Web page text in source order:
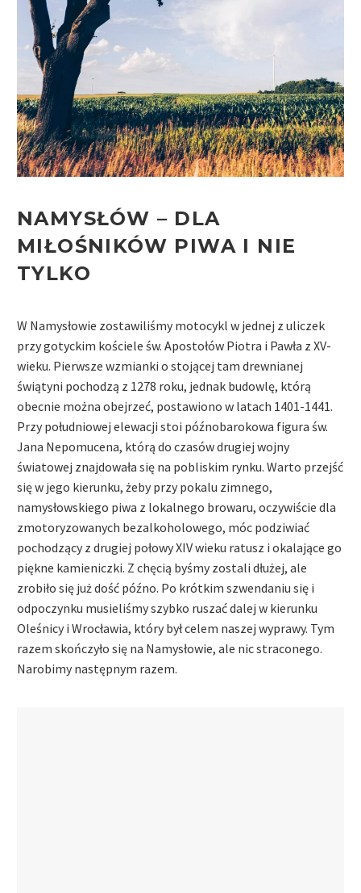
NAMYSŁÓW – DLA
MIŁOŚNIKÓW PIWA I NIE
TYLKO
W Namysłowie zostawiliśmy motocykl w jednej z uliczek
przy gotyckim kościele św. Apostołów Piotra i Pawła z XV-
wieku. Pierwsze wzmianki o stojącej tam drewnianej
świątyni pochodzą z 1278 roku, jednak budowlę, którą
obecnie można obejrzeć, postawiono w latach 1401-1441.
Przy południowej elewacji stoi późnobarokowa figura św.
Jana Nepomucena, którą do czasów drugiej wojny
światowej znajdowała się na pobliskim rynku. Warto przejść
się w jego kierunku, żeby przy pokalu zimnego,
namysłowskiego piwa z lokalnego browaru, oczywiście dla
zmotoryzowanych bezalkoholowego, móc podziwiać
pochodzący z drugiej połowy XIV wieku ratusz i okalające go
piękne kamieniczki. Z chęcią byśmy zostali dłużej, ale
zrobiło się już dość późno. Po krótkim szwendaniu się i
odpoczynku musieliśmy szybko ruszać dalej w kierunku
Oleśnicy i Wrocławia, który był celem naszej wyprawy. Tym
razem skończyło się na Namysłowie, ale nic straconego.
Narobimy następnym razem.